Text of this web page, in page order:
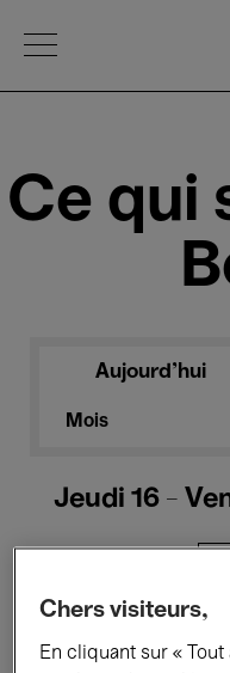
Open Menu
Ce qui
Aujourd'hui
Mois
Jeudi 16 -
Tous les
Chers visiteurs,
En cliquant sur «